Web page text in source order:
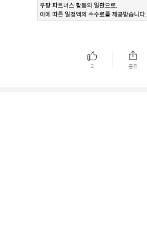
쿠팡 파트너스 활동의 일환으로,
이에 따른 일정액의 수수료를 제공받습니다.
2 공유